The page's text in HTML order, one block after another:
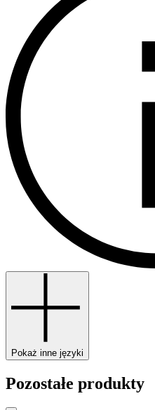
Pokaż inne języki
Pozostałe produkty